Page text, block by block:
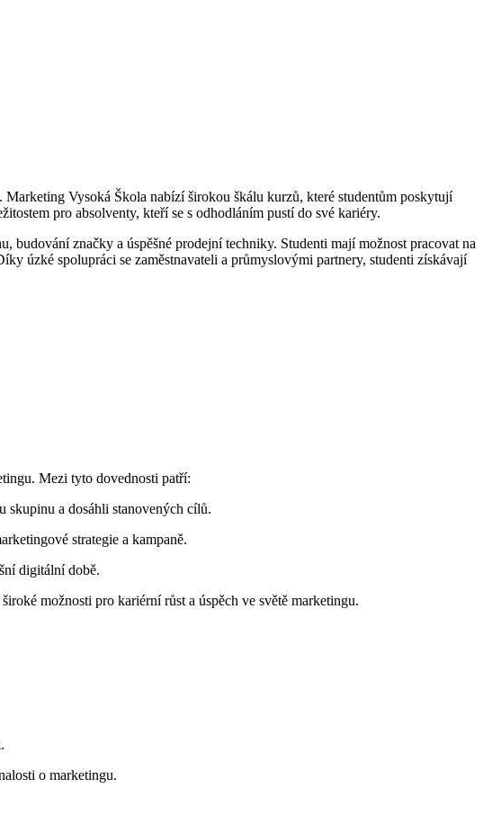
Vysoká‌ Škola nabízí širokou škálu ​kurzů, které studentům poskytují
pro absolventy, kteří​ se s odhodláním pustí do své kariéry.
budování značky a úspěšné prodejní techniky. Studenti⁤ mají ​možnost pracovat⁤ na
úzké spolupráci‌ se zaměstnavateli a průmyslovými partnery, studenti získávají
Mezi tyto dovednosti patří:
skupinu a dosáhli stanovených cílů.
strategie a⁢ kampaně.
digitální době.
možnosti pro kariérní růst a úspěch ve⁤ světě marketingu.
o ‌marketingu.